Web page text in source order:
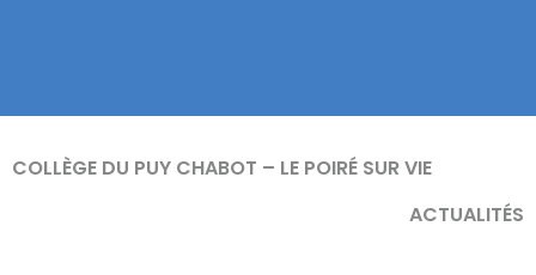
COLLÈGE DU PUY CHABOT – LE POIRÉ SUR VIE
ACTUALITÉS